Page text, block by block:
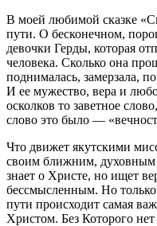
В моей любимой сказке
пути. О бесконечном,
девочки Герды, которая
человека. Сколько она
поднималась, замерзала,
И ее мужество, вера и
осколков то заветное
слово это было —
Что движет якутскими
своим ближним, духовным
знает о Христе, но ищет
бессмысленным. Но только
пути происходит самая
Христом. Без Которого